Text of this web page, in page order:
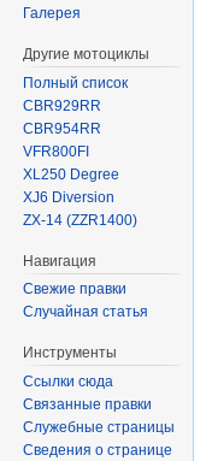
Галерея
Другие мотоциклы
Полный список
CBR929RR
CBR954RR
VFR800FI
XL250 Degree
XJ6 Diversion
ZX-14 (ZZR1400)
Навигация
Свежие правки
Случайная статья
Инструменты
Ссылки сюда
Связанные правки
Служебные страницы
Сведения о странице